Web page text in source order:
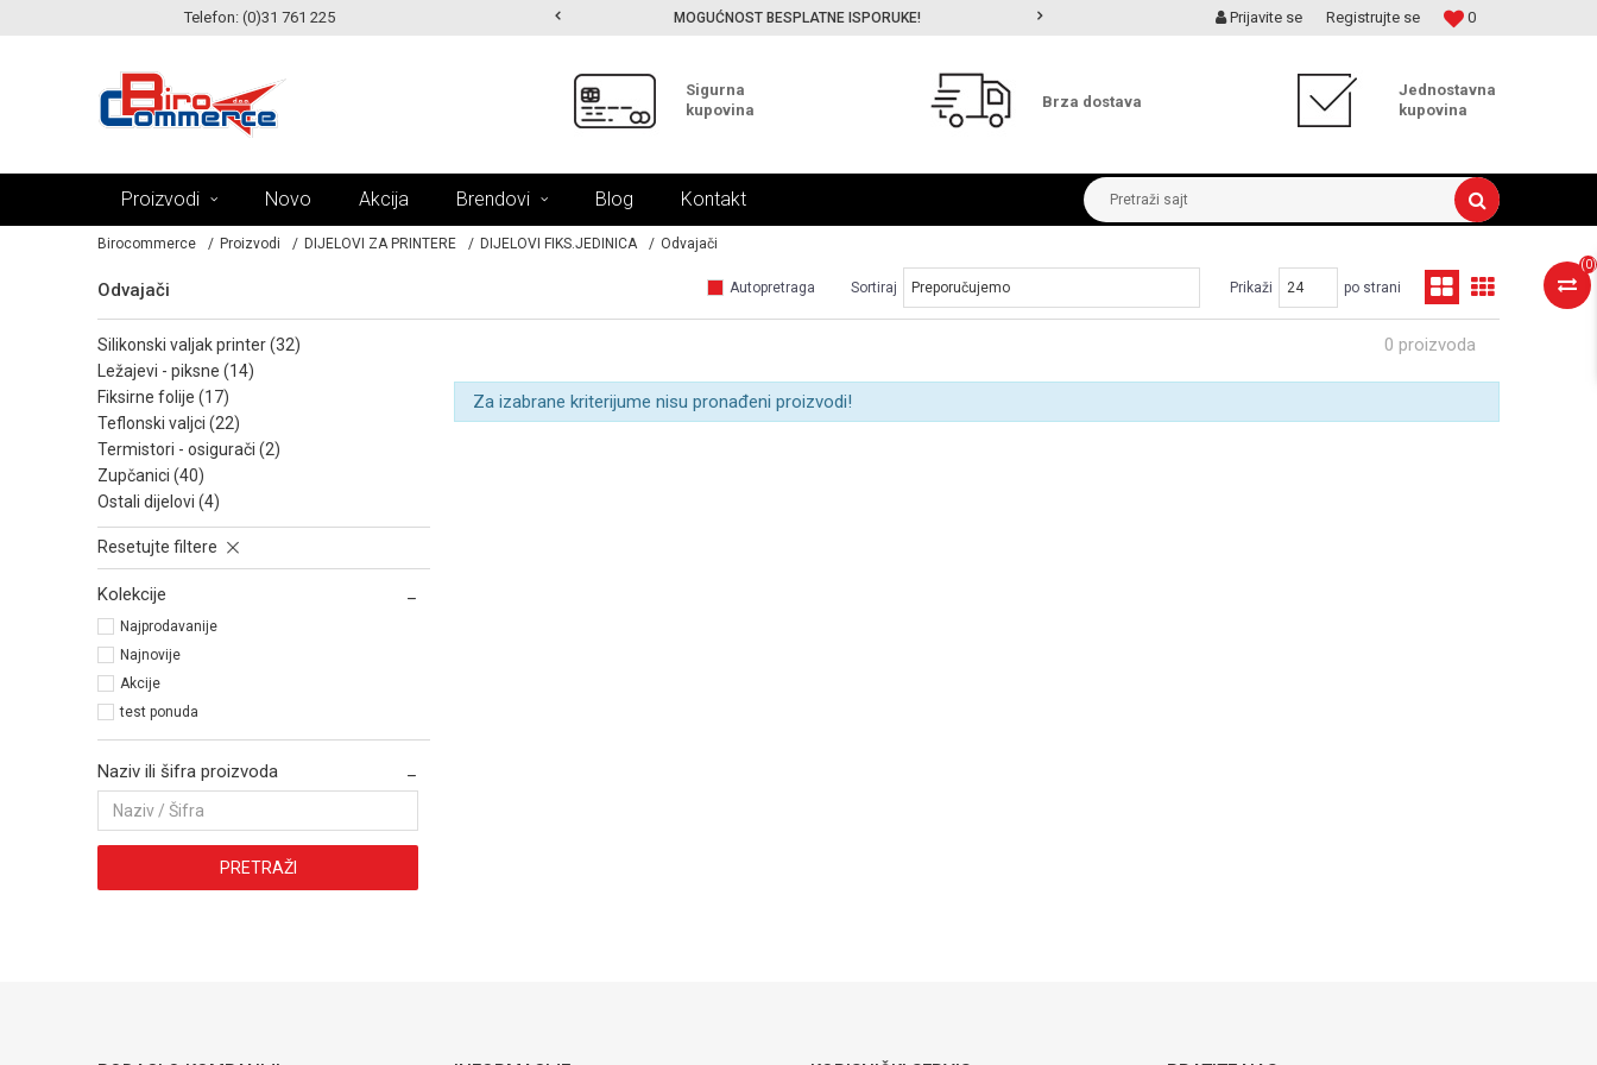
Telefon: (0)31 761 225
MOGUĆNOST ISPORUKE ZA 24H! MOGUĆNOST BESPLATNE ISPORUKE! MOGUĆNOST ISPORUKE ZA 24H! 0
Prijavite se Registrujte se
Sigurna
kupovina
Brza dostava
Jednostavna
kupovina
Proizvodi Novo Akcija Brendovi Blog Kontakt Pretraži sajt
(0)
Birocommerce Proizvodi DIJELOVI ZA PRINTERE DIJELOVI FIKS.JEDINICA Odvajači
Odvajači Autopretraga Sortiraj Prikaži po strani
silikonski valjak printer (32)
ležajevi - piksne (14)
fiksirne folije (17)
teflonski valjci (22)
termistori - osigurači (2)
zupčanici (40)
ostali dijelovi (4)
Resetujte filtere
Kolekcije
Najprodavanije
Najnovije
Akcije
test ponuda
Naziv ili šifra proizvoda
PRETRAŽI
0 proizvoda
Za izabrane kriterijume nisu pronađeni proizvodi!